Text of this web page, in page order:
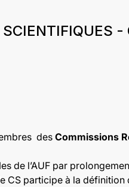
des Commissions
de l’AUF par
CS participe à la définition